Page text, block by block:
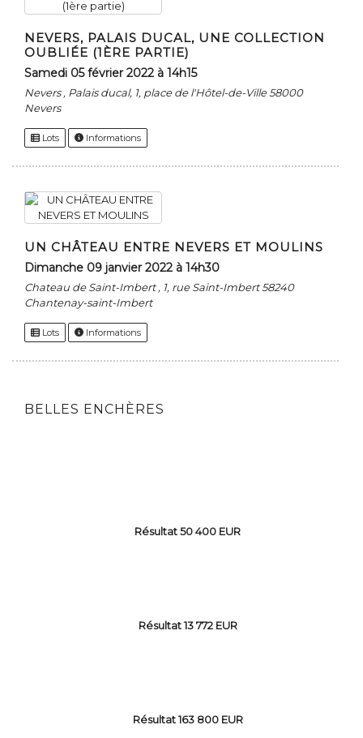
NEVERS, PALAIS DUCAL, UNE COLLECTION
OUBLIÉE (1ÈRE PARTIE)
samedi 05 février 2022 à 14h15
Nevers , Palais ducal, 1, place de l'Hôtel-de-Ville 58000
Nevers
Lots Informations
UN CHÂTEAU ENTRE NEVERS ET MOULINS
dimanche 09 janvier 2022 à 14h30
Chateau de Saint-Imbert , 1, rue Saint-Imbert 58240
Chantenay-saint-Imbert
Lots Informations
BELLES ENCHÈRES
Résultat 50 400 EUR
Résultat 13 772 EUR
Résultat 163 800 EUR